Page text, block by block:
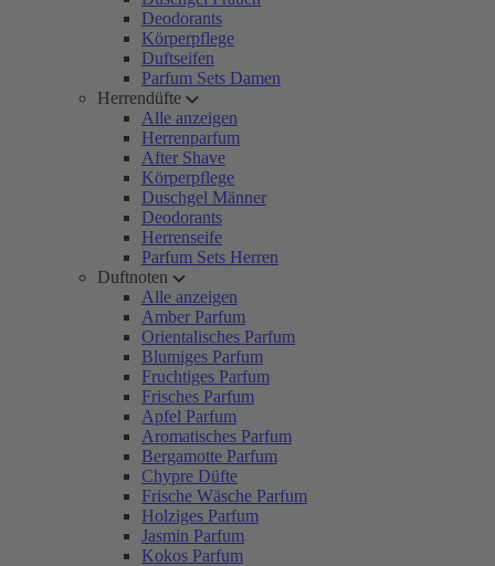
Deodorants
Körperpflege
Duftseifen
Parfum Sets Damen
Herrendüfte
Alle anzeigen
Herrenparfum
After Shave
Körperpflege
Duschgel Männer
Deodorants
Herrenseife
Parfum Sets Herren
Duftnoten
Alle anzeigen
Amber Parfum
Orientalisches Parfum
Blumiges Parfum
Fruchtiges Parfum
Frisches Parfum
Apfel Parfum
Aromatisches Parfum
Bergamotte Parfum
Chypre Düfte
Frische Wäsche Parfum
Holziges Parfum
Jasmin Parfum
Kokos Parfum